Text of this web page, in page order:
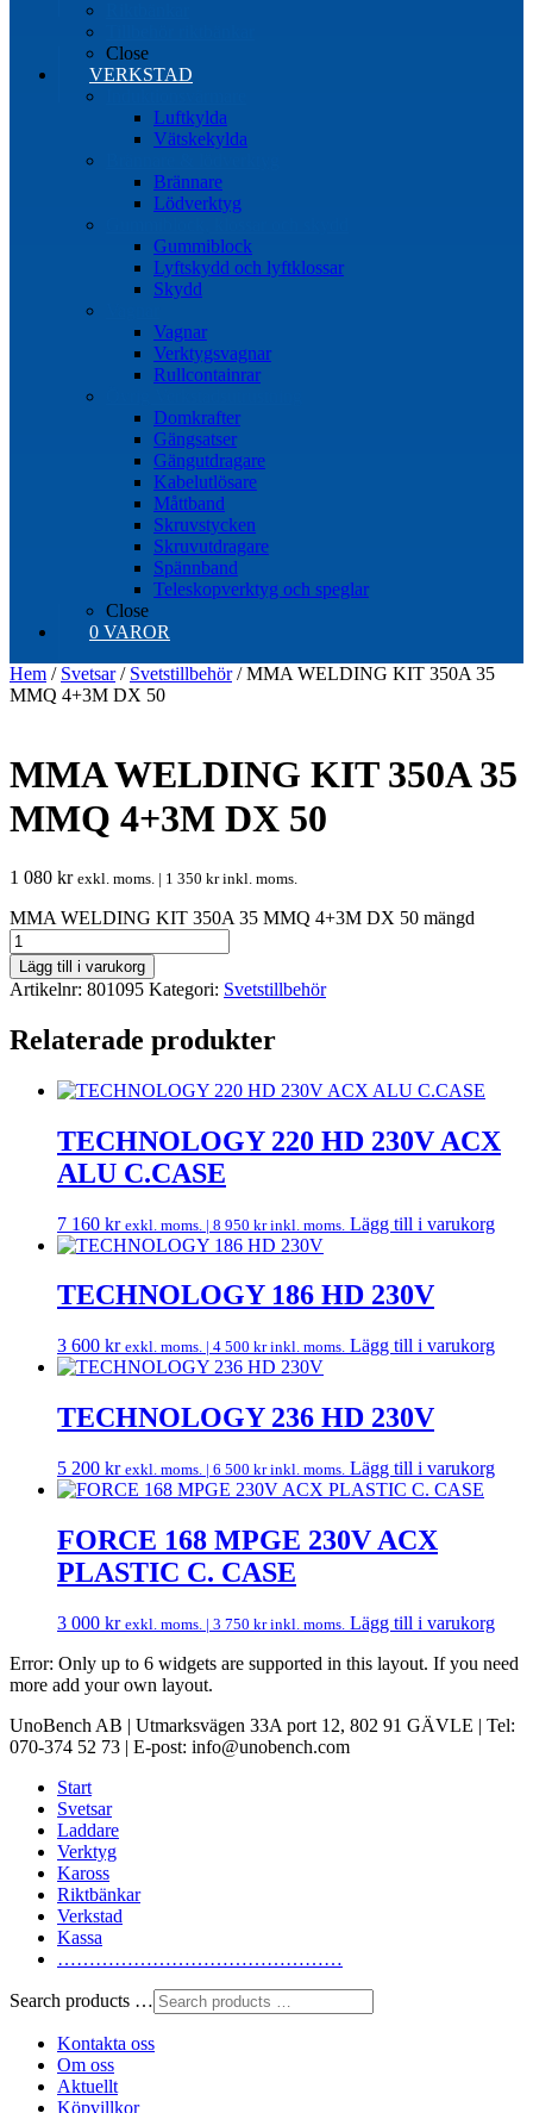
Close
VERKSTAD
Luftkylda
Vätskekylda
Brännare
Lödverktyg
Gummiblock
Lyftskydd och lyftklossar
Skydd
Vagnar
Verktygsvagnar
Rullcontainrar
Domkrafter
Gängsatser
Gängutdragare
Kabelutlösare
Måttband
Skruvstycken
Skruvutdragare
Spännband
Teleskopverktyg och speglar
Close
0 VAROR
Hem / Svetsar/ Svetstillbehör/ MMA WELDING KIT 350A 35
MMQ 4+3M DX 50
MMA WELDING KIT 350A 35
MMQ 4+3M DX 50
1 080 kr exkl. moms. | 1 350 krinkl. moms.
MMA WELDING KIT 350A 35 MMQ 4+3M DX 50 mängd
Lägg till i varukorg
Artikelnr: 801095 Kategori: Svetstillbehör
Relaterade produkter
TECHNOLOGY 220 HD 230V ACX
ALU C.CASE
7 160 kr exkl. moms. | 8 950 krinkl. moms. Lägg till i varukorg
TECHNOLOGY 186 HD 230V
3 600 kr exkl. moms. | 4 500 krinkl. moms. Lägg till i varukorg
TECHNOLOGY 236 HD 230V
5 200 kr exkl. moms. | 6 500 krinkl. moms. Lägg till i varukorg
FORCE 168 MPGE 230V ACX
PLASTIC C. CASE
3 000 kr exkl. moms. | 3 750 krinkl. moms. Lägg till i varukorg
Error: Only up to 6 widgets are supported in this layout. If you need
more add your own layout.
UnoBench AB | Utmarksvägen 33A port 12, 802 91 GÄVLE | Tel:
070-374 52 73 | E-post: info@unobench.com
Start
Svetsar
Laddare
Verktyg
Kaross
Riktbänkar
Verkstad
Kassa
………………………………………
Search products …
Kontakta oss
Om oss
Aktuellt
Köpvillkor